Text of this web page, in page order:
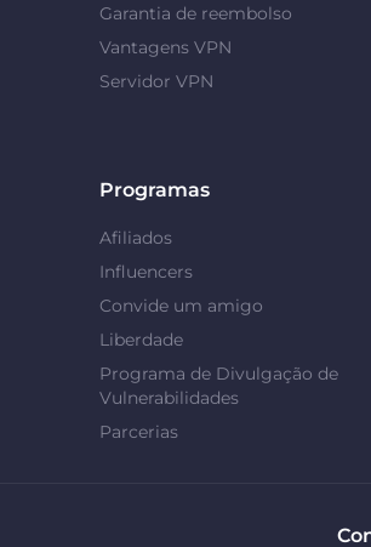
Garantia de reembolso
Vantagens VPN
Servidor VPN
Programas
Afiliados
Influencers
Convide um amigo
Liberdade
Programa de Divulgação de
Vulnerabilidades
Parcerias